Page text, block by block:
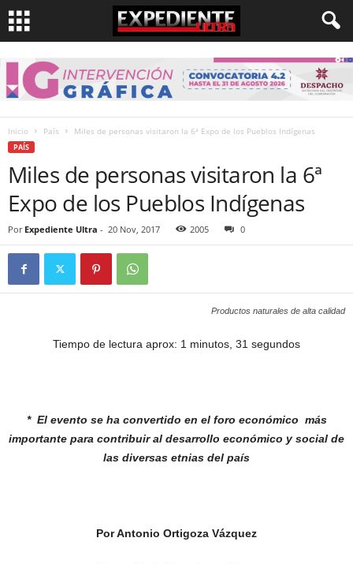
Inicio País Miles de personas visitaron la 6ª Expo de los Pueblos Indígenas
PAÍS
Miles de personas visitaron la 6ª
Expo de los Pueblos Indígenas
Por Expediente Ultra - 20 Nov, 2017 2005 0
Productos naturales de alta calidad
Tiempo de lectura aprox: 1 minutos, 31 segundos
* El evento se ha convertido en el foro económico más
importante para contribuir al desarrollo económico y social de
las diversas etnias del país
Por Antonio Ortigoza Vázquez